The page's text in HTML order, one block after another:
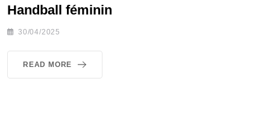
Handball féminin
30/04/2025
READ MORE